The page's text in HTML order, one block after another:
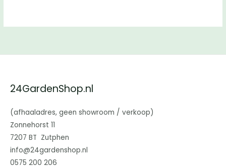
24GardenShop.nl
(afhaaladres, geen showroom / verkoop)
Zonnehorst 11
7207 BT Zutphen
info@24gardenshop.nl
0575 200 206